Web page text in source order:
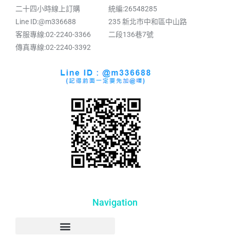
二十四小時線上訂購
Line ID:@m336688
客服專線:02-2240-3366
傳真專線:02-2240-3392
統編:26548285
235 新北市中和區中山路
二段136巷7號
Navigation